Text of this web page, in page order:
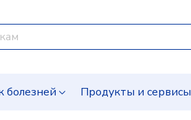
болезней Продукты и сервисы